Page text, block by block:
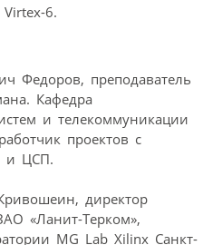
6.
Федоров, преподаватель
Кафедра
и телекоммуникации
проектов с
и ЦСП.
директор
«Ланит-Терком»,
MG Lab Xilinx Санкт-